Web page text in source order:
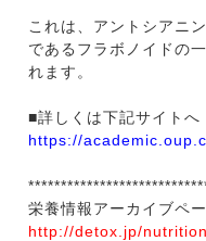
これは、アントシアニ
であるフラボノイドの
れます。
■詳しくは下記サイトへ
https://
栄養情報アーカイブペ
http://detox.jp/